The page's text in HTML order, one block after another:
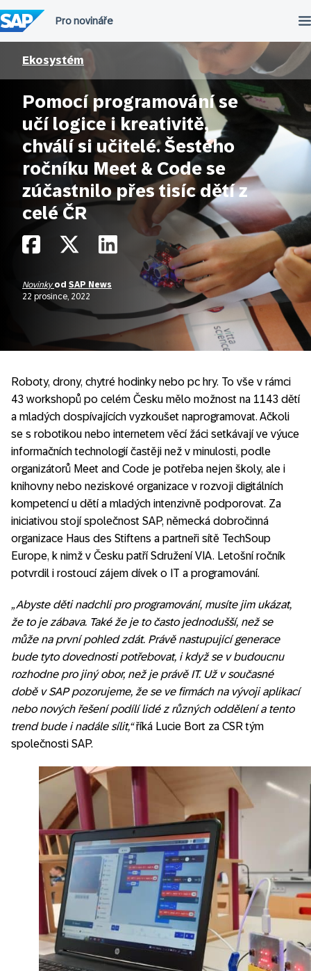
na
obsah
Ekosystém
Pomocí programování se
učí logice i kreativitě,
chválí si učitelé. Šestého
ročníku Meet & Code se
zúčastnilo přes tisíc dětí z
celé ČR
Novinkyod SAP News
22 prosince, 2022
Roboty, drony, chytré hodinky nebo pc hry. To vše v rámci
43 workshopů po celém Česku mělo možnost na 1143 dětí
a mladých dospívajících vyzkoušet naprogramovat. Ačkoli
se s robotikou nebo internetem věcí žáci setkávají ve výuce
informačních technologií častěji než v minulosti, podle
organizátorů Meet and Code je potřeba nejen školy, ale i
knihovny nebo neziskové organizace v rozvoji digitálních
kompetencí u dětí a mladých intenzivně podporovat. Za
iniciativou stojí společnost SAP, německá dobročinná
organizace Haus des Stiftens a partneři sítě TechSoup
Europe, k nimž v Česku patří Sdružení VIA. Letošní ročník
potvrdil i rostoucí zájem dívek o IT a programování.
„Abyste děti nadchli pro programování, musíte jim ukázat,
že to je zábava. Také že je to často jednodušší, než se
může na první pohled zdát. Právě nastupující generace
bude tyto dovednosti potřebovat, i když se v budoucnu
rozhodne pro jiný obor, než je právě IT. Už v současné
době v SAP pozorujeme, že se ve firmách na vývoji aplikací
nebo nových řešení podílí lidé z různých oddělení a tento
trend bude i nadále sílit,“říká Lucie Bort za CSR tým
společnosti SAP.